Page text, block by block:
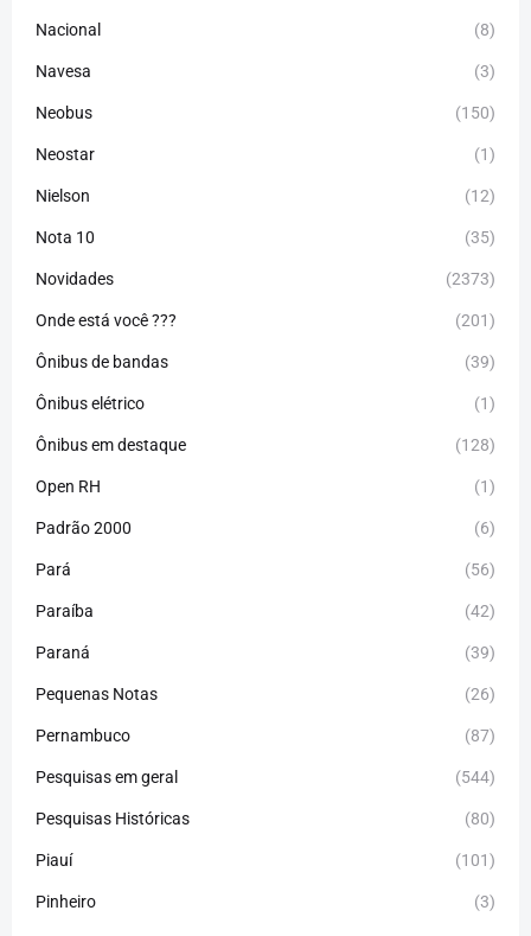
Nacional (8)
Navesa (3)
Neobus (150)
Neostar (1)
Nielson (12)
Nota 10 (35)
Novidades (2373)
Onde está você ??? (201)
Ônibus de bandas (39)
Ônibus elétrico (1)
Ônibus em destaque (128)
Open RH (1)
Padrão 2000 (6)
Pará (56)
Paraíba (42)
Paraná (39)
Pequenas Notas (26)
Pernambuco (87)
Pesquisas em geral (544)
Pesquisas Históricas (80)
Piauí (101)
Pinheiro (3)